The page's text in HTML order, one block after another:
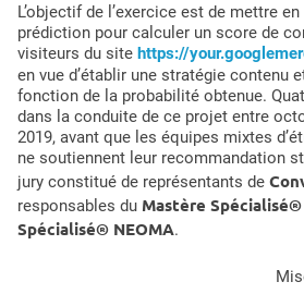
L’objectif de l’exercice est de mettre
prédiction pour calculer un score de
visiteurs du site https://
en vue d’établir une stratégie contenu
fonction de la probabilité obtenue.
dans la conduite de ce projet entre
2019, avant que les équipes mixtes
ne soutiennent leur recommandation
jury constitué de représentants de
responsables du Mastère Spécialisé®
Spécialisé® NEOMA.